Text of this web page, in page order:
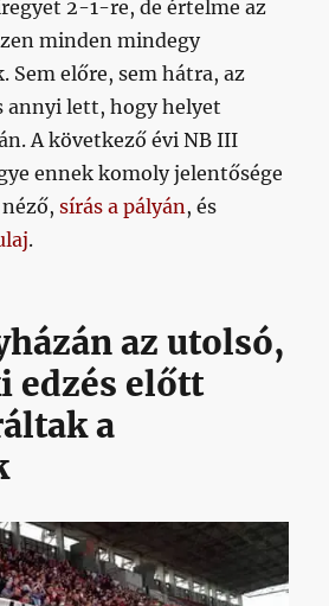
2-1-re, de értelme az
minden mindegy
előre, sem hátra, az
annyi lett, hogy helyet
A következő évi NB III
ennek komoly jelentősége
néző,sírás a pályán , és
.
az utolsó,
edzés előtt
a